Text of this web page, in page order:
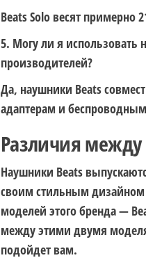
Beats Solo весят примерно
5. Могу ли я использовать
производителей?
Да, наушники Beats
адаптерам и
Различия
Наушники Beats
своим стильным дизайном
моделей этого бренда —
между этими двумя
подойдет вам.